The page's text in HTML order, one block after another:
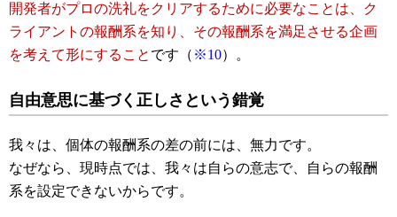
開発者がプロの洗礼をクリアするために必要なことは、ク
ライアントの報酬系を知り、その報酬系を満足させる企画
を考えて形にすること です（ ※10）。
自由意思に基づく正しさという錯覚
我々は、個体の報酬系の差の前には、無力です。
なぜなら、現時点では、我々は自らの意志で、自らの報酬
系を設定できないからです。